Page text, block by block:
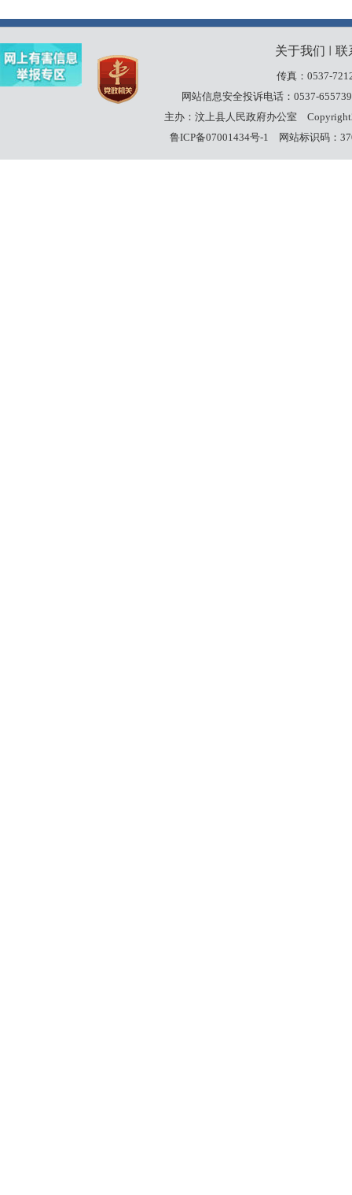
关于我们 联
传真：0537-
网站信息安全投诉电话：0537-
主办：汶上县人民政府办公室
鲁ICP备07001434号-1
网站标识码：